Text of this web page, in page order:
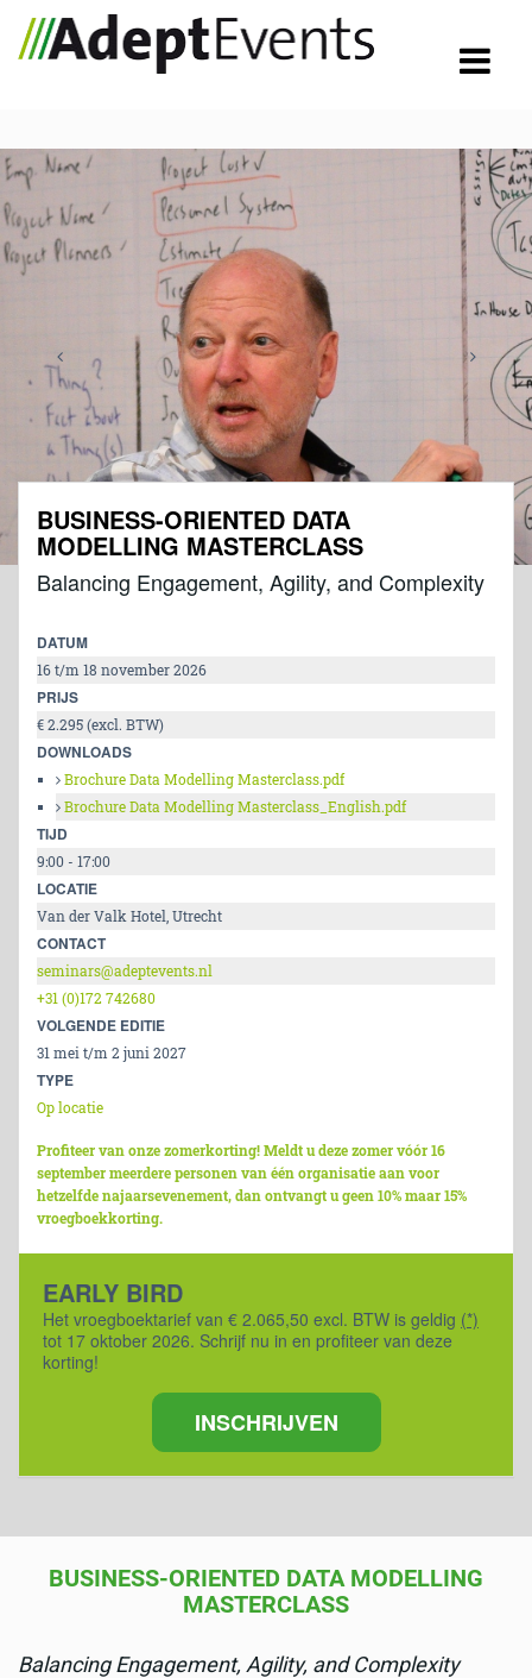
BUSINESS-ORIENTED DATA
MODELLING MASTERCLASS
Balancing Engagement, Agility, and Complexity
DATUM
16 t/m 18 november 2026
PRIJS
€ 2.295 (excl. BTW)
DOWNLOADS
Brochure Data Modelling Masterclass.pdf
Brochure Data Modelling Masterclass_English.pdf
TIJD
9:00 - 17:00
LOCATIE
Van der Valk Hotel, Utrecht
CONTACT
seminars@adeptevents.nl
+31 (0)172 742680
VOLGENDE EDITIE
31 mei t/m 2 juni 2027
TYPE
Op locatie
Profiteer van onze zomerkorting! Meldt u deze zomer vóór 16
september meerdere personen van één organisatie aan voor
hetzelfde najaarsevenement, dan ontvangt u geen 10% maar 15%
vroegboekkorting.
EARLY BIRD
Het vroegboektarief van € 2.065,50 excl. BTW is geldig (*)
tot 17 oktober 2026. Schrijf nu in en profiteer van deze
korting!
INSCHRIJVEN
BUSINESS-ORIENTED DATA MODELLING
MASTERCLASS
Balancing Engagement, Agility, and Complexity